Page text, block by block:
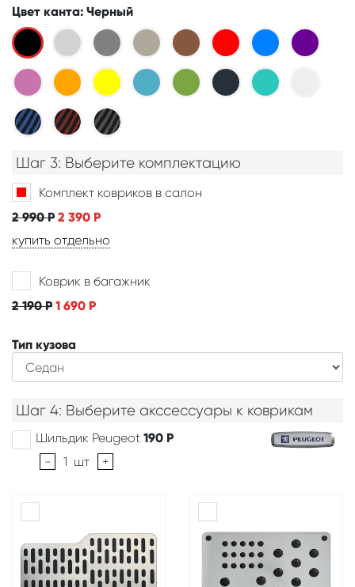
Цвет канта: Черный
Шаг 3: Выберите комплектацию
Комплект ковриков в салон
2 990Р 2 390 Р
купить отдельно
Коврик в багажник
2 190Р 1 690 Р
Тип кузова
Шаг 4: Выберите акссессуары к коврикам
Шильдик Peugeot 190 Р
-
1 шт +